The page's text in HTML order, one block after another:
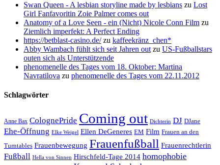
Swan Queen - A lesbian storyline made by lesbians zu Lost
Girl Fanfavoritin Zoie Palmer comes out
Anatomy of a Love Seen - ein (Nicht) Nicole Conn Film zu
Ziemlich imperfekt: A Perfect Ending
https://betblast-casino.de/zu kaffeekränz_chen*
Abby Wambach fühlt sich seit Jahren out zu US-Fußballstars
outen sich als Unterstützende
phenomenelle des Tages vom 18. Oktober: Martina
Navratilova zu phenomenelle des Tages vom 22.11.2012
Schlagwörter
Anne Bax ColognePride Coming out Dichterin DJ DJane
Ehe-Öffnung Elke Weigel Ellen DeGeneres EM Film Frauen an den
Turntables Frauenbewegung Frauenfußball Frauenrechtlerin
Fußball Hella von Sinnen Hirschfeld-Tage 2014 homophobie